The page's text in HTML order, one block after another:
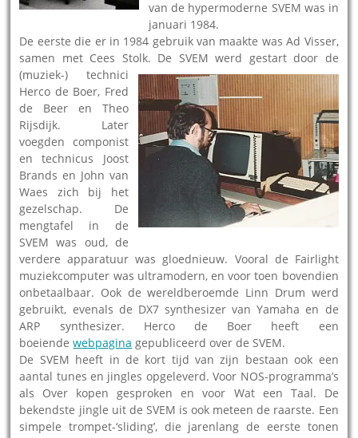
van de hypermoderne SVEM was in
januari 1984.
De eerste die er in 1984 gebruik van maakte was Ad Visser,
samen met Cees Stolk. De SVEM werd gestart door de
(muziek-) technici
Herco de Boer, Fred
de Beer en Theo
Rijsdijk. Later
voegden componist
en technicus Joost
Brands en John van
Waes zich bij het
gezelschap. De
mengtafel in de
SVEM was oud, de
verdere apparatuur was gloednieuw. Vooral de Fairlight
muziekcomputer was ultramodern, en voor toen bovendien
onbetaalbaar. Ook de wereldberoemde Linn Drum werd
gebruikt, evenals de DX7 synthesizer van Yamaha en de
ARP synthesizer. Herco de Boer heeft een
boeiendewebpagina gepubliceerd over de SVEM.
De SVEM heeft in de kort tijd van zijn bestaan ook een
aantal tunes en jingles opgeleverd. Voor NOS-programma’s
als Over kopen gesproken en voor Wat een Taal. De
bekendste jingle uit de SVEM is ook meteen de raarste. Een
simpele trompet-‘sliding’, die jarenlang de eerste tonen